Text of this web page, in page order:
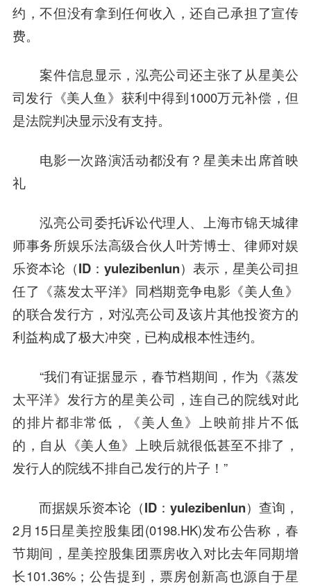
约，不但没有拿到任何收入，还自己承担了宣传
费。
案件信息显示，泓亮公司还主张了从星美公
司发行《美人鱼》获利中得到1000万元补偿，但
是法院判决显示没有支持。
电影一次路演活动都没有？星美未出席首映
礼
泓亮公司委托诉讼代理人、上海市锦天城律
师事务所娱乐法高级合伙人叶芳博士、律师对娱
乐资本论（ID：yulezibenlun）表示，星美公司担
任了《蒸发太平洋》同档期竞争电影《美人鱼》
的联合发行方，对泓亮公司及该片其他投资方的
利益构成了极大冲突，已构成根本性违约。
“我们有证据显示，春节档期间，作为《蒸发
太平洋》发行方的星美公司，连自己的院线对此
的排片都非常低，《美人鱼》上映前排片不低
的，自从《美人鱼》上映后就很低甚至不排了，
发行人的院线不排自己发行的片子！”
而据娱乐资本论（ID：yulezibenlun）查询，
2月15日星美控股集团(0198.HK)发布公告称，春
节期间，星美控股集团票房收入对比去年同期增
长101.36%；公告提到，票房创新高也源自于星